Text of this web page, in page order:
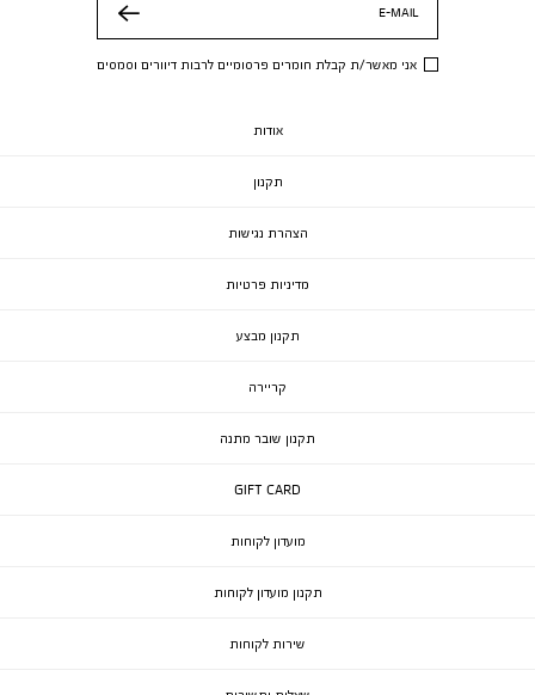
E-MAIL
אני מאשר/ת קבלת חומרים פרסומיים לרבות דיוורים וסמסים
אודות
תקנון
הצהרת נגישות
מדיניות פרטיות
תקנון מבצע
קריירה
תקנון שובר מתנה
GIFT CARD
מועדון לקוחות
תקנון מועדון לקוחות
שירות לקוחות